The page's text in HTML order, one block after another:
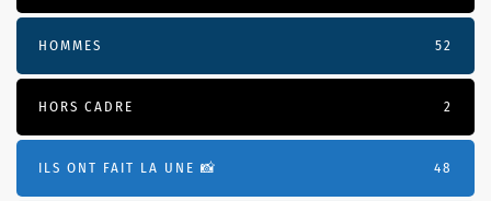
HOMMES 52
HORS CADRE 2
ILS ONT FAIT LA UNE 📸 48